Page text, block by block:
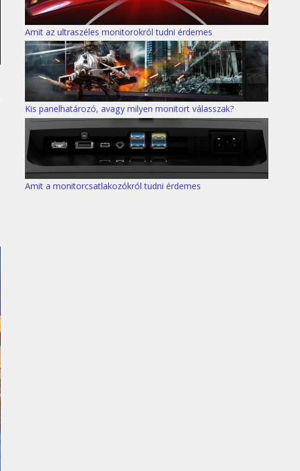
Amit az ultraszéles monitorokról tudni érdemes
Kis panelhatározó, avagy milyen monitort válasszak?
Amit a monitorcsatlakozókról tudni érdemes